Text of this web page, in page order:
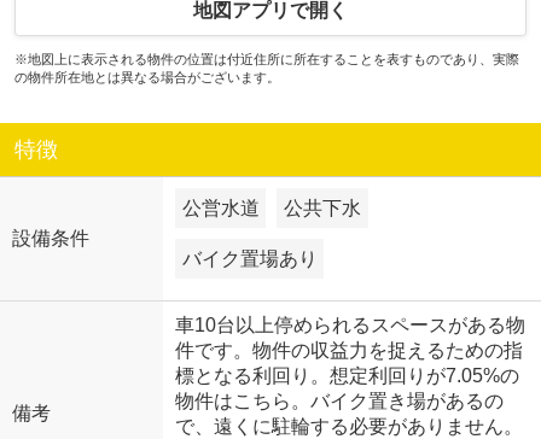
地図アプリで開く
※地図上に表示される物件の位置は付近住所に所在することを表すものであり、実際
の物件所在地とは異なる場合がございます。
特徴
設備条件
公営水道 公共下水
バイク置場あり
備考
車10台以上停められるスペースがある物
件です。物件の収益力を捉えるための指
標となる利回り。想定利回りが7.05%の
物件はこちら。バイク置き場があるの
で、遠くに駐輪する必要がありません。